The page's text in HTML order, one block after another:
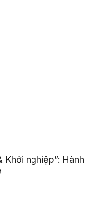
Khởi nghiệp”: Hành